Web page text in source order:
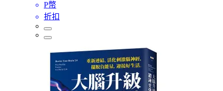
P幣
折扣